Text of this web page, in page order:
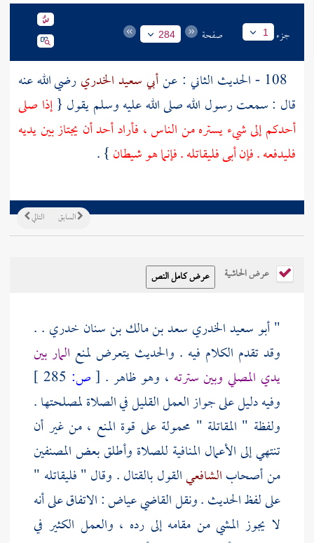
جزء 1 صفحة 284
أبي سعيد الخدريرضي الله عنه
قال : سمعت رسول الله صلى الله عليه وسلم يقول {إذا صلى
أحدكم إلى شيء يستره من الناس ، فأراد أحد أن يجتاز بين يديه
فليدفعه . فإن أبى فليقاتله . فإنما هو شيطان} .
التالي السابق
عرض الحاشية
"أبو سعيد الخدري سعد بن مالك بن سنان خدري . .
وقد تقدم الكلام فيه . والحديث يتعرض لمنع المار بين
يدي المصلي وبين سترته ، وهو ظاهر . [ص:
وفيه دليل على جواز العمل القليل في الصلاة لمصلحتها .
ولفظة " المقاتلة " محمولة على قوة المنع ، من غير أن
تنتهي إلى الأعمال المنافية للصلاة وأطلق بعض المصنفين
من أصحابالشافعيالقول بالقتال . وقال " فليقاتله "
على لفظ الحديث . ونقل القاضيعياض: الاتفاق على أنه
لا يجوز المشي من مقامه إلى رده ، والعمل الكثير في